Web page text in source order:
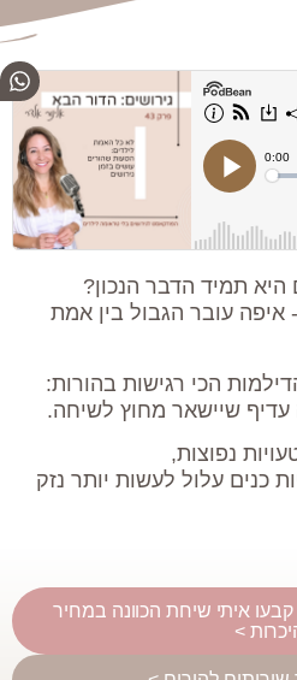
תמיד הדבר הנכון?
איפה עובר הגבול בין אמת
הכי רגישות בהורות:
עדיף שיישאר מחוץ לשיחה.
נפוצות,
כנים עלול לעשות יותר נזק
איתי שיחת הכוונה במחיר
>